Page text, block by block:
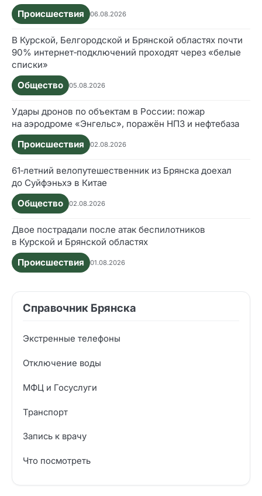
Происшествия
06.08.2026
В Курской, Белгородской и Брянской областях почти
90% интернет‑подключений проходят через «белые
списки»
Общество
05.08.2026
Удары дронов по объектам в России: пожар
на аэродроме «Энгельс», поражён НПЗ и нефтебаза
Происшествия
02.08.2026
61‑летний велопутешественник из Брянска доехал
до Суйфэньхэ в Китае
Общество
02.08.2026
Двое пострадали после атак беспилотников
в Курской и Брянской областях
Происшествия
01.08.2026
Справочник Брянска
Экстренные телефоны
Отключение воды
МФЦ и Госуслуги
Транспорт
Запись к врачу
Что посмотреть